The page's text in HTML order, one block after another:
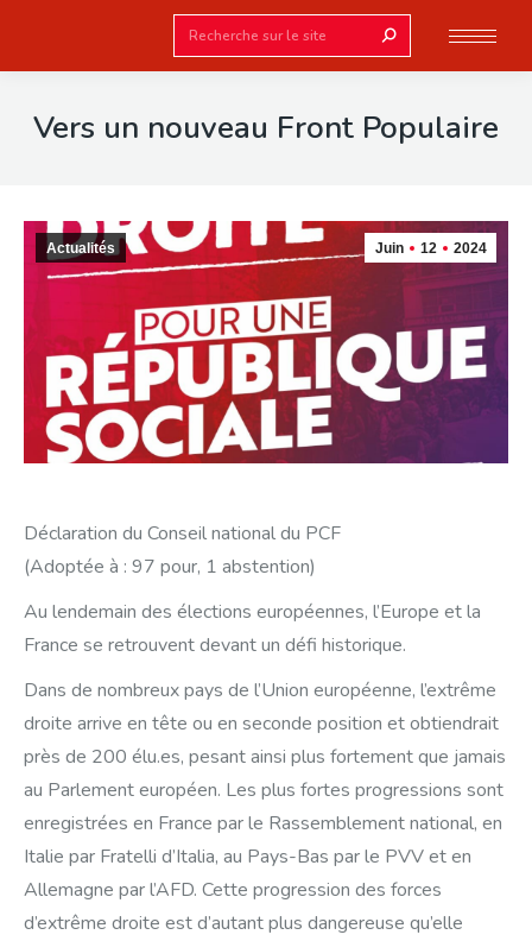
Search:
Vers un nouveau Front Populaire
Juin 12 2024
Actualités
Déclaration du Conseil national du PCF
(Adoptée à : 97 pour, 1 abstention)
Au lendemain des élections européennes, l’Europe et la
France se retrouvent devant un défi historique.
Dans de nombreux pays de l’Union européenne, l’extrême
droite arrive en tête ou en seconde position et obtiendrait
près de 200 élu.es, pesant ainsi plus fortement que jamais
au Parlement européen. Les plus fortes progressions sont
enregistrées en France par le Rassemblement national, en
Italie par Fratelli d’Italia, au Pays-Bas par le PVV et en
Allemagne par l’AFD. Cette progression des forces
d’extrême droite est d’autant plus dangereuse qu’elle